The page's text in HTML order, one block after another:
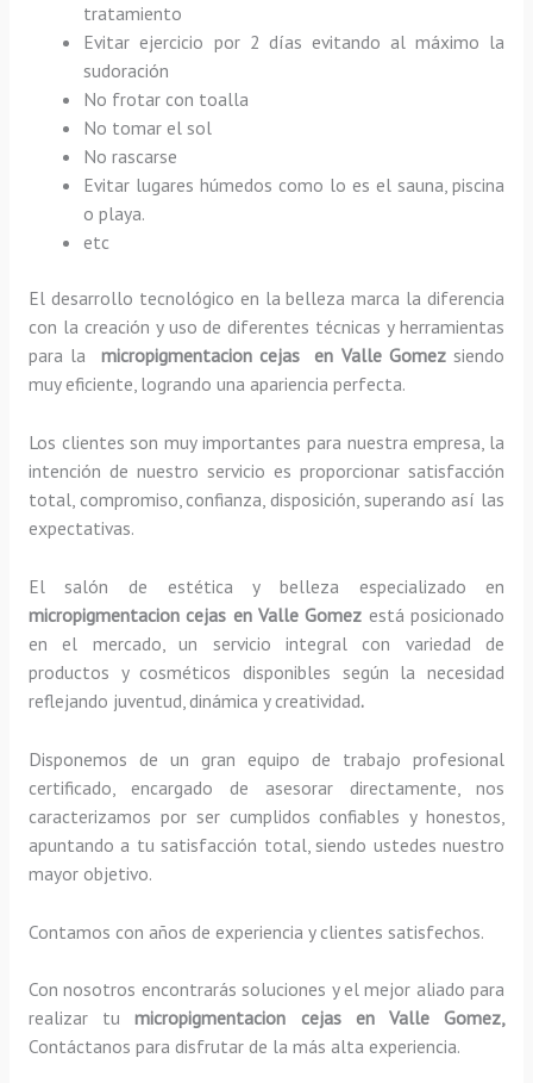
tratamiento
Evitar ejercicio por 2 días evitando al máximo la
sudoración
No frotar con toalla
No tomar el sol
No rascarse
Evitar lugares húmedos como lo es el sauna, piscina
o playa.
etc
El desarrollo tecnológico en la belleza marca la diferencia
con la creación y uso de diferentes técnicas y herramientas
para la micropigmentacion cejas en Valle Gomezsiendo
muy eficiente, logrando una apariencia perfecta.
Los clientes son muy importantes para nuestra empresa, la
intención de nuestro servicio es proporcionar satisfacción
total, compromiso, confianza, disposición, superando así las
expectativas.
El salón de estética y belleza especializado en
micropigmentacion cejas en Valle Gomez está posicionado
en el mercado, un servicio integral con variedad de
productos y cosméticos disponibles según la necesidad
reflejando juventud, dinámica y creatividad.
Disponemos de un gran equipo de trabajo profesional
certificado, encargado de asesorar directamente, nos
caracterizamos por ser cumplidos confiables y honestos,
apuntando a tu satisfacción total, siendo ustedes nuestro
mayor objetivo.
Contamos con años de experiencia y clientes satisfechos.
Con nosotros encontrarás soluciones y el mejor aliado para
realizar tumicropigmentacion cejas en Valle Gomez,
Contáctanos para disfrutar de la más alta experiencia.